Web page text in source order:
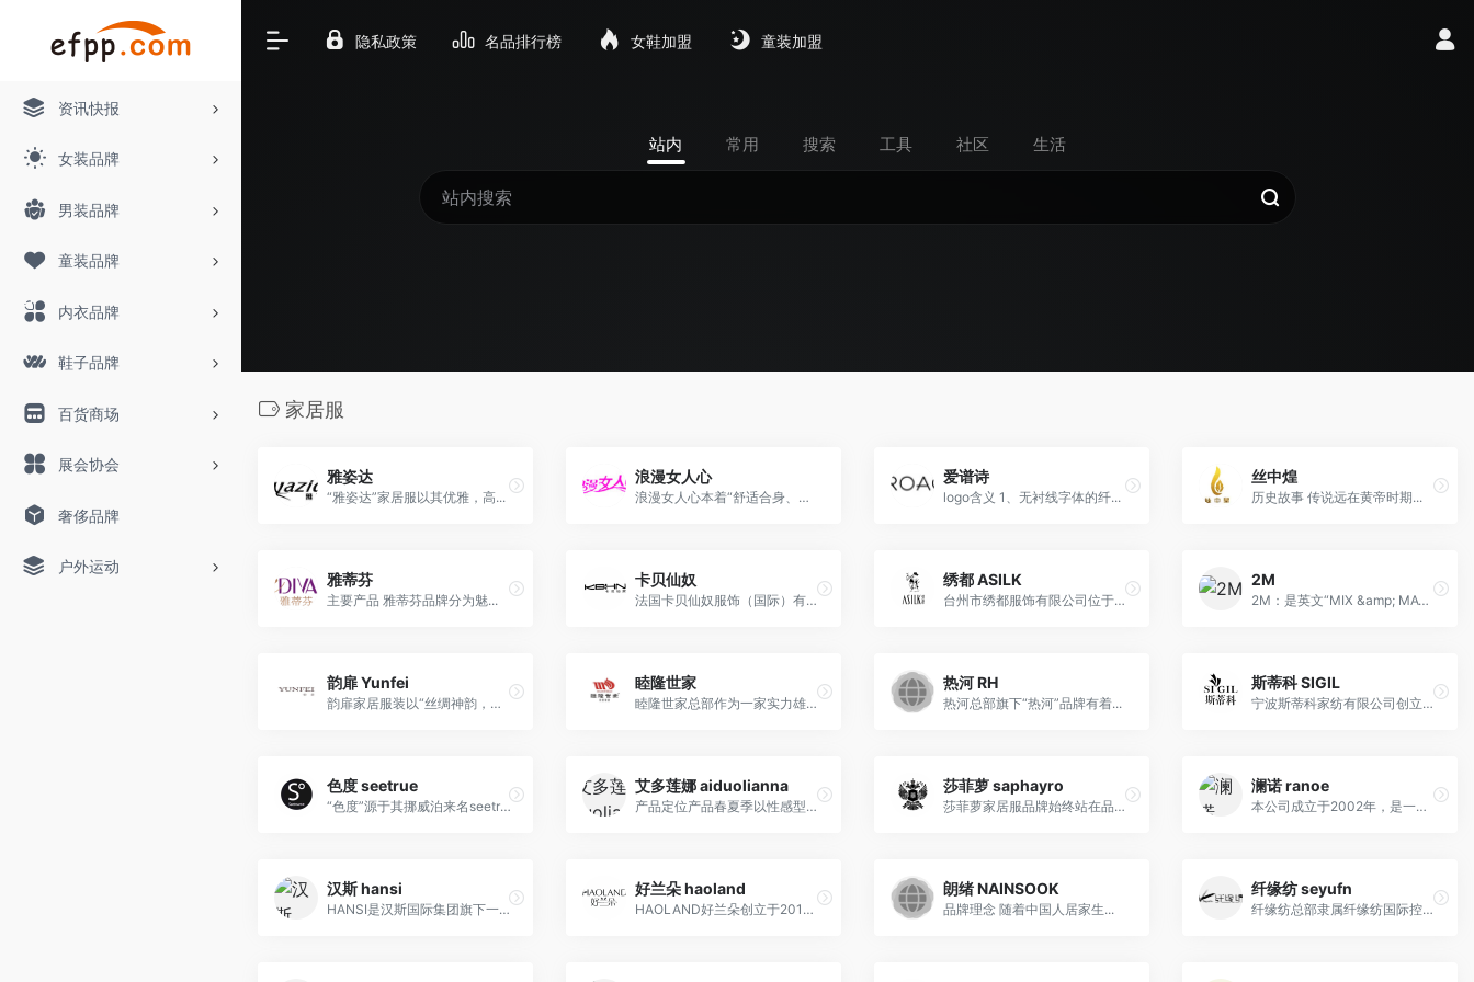
资讯快报
女装品牌
男装品牌
童装品牌
内衣品牌
鞋子品牌
百货商场
展会协会
奢侈品牌
户外运动
隐私政策 名品排行榜 女鞋加盟 童装加盟
站内 常用 搜索 工具 社区 生活
家居服
雅姿达
“雅姿达”家居服以其优雅，高...
浪漫女人心
浪漫女人心本着“舒适合身、新...
爱谱诗
logo含义 1、无衬线字体的纤...
丝中煌
历史故事 传说远在黄帝时期...
雅蒂芬
主要产品 雅蒂芬品牌分为魅...
卡贝仙奴
法国卡贝仙奴服饰（国际）有限公司中国生产基地卡贝仙奴总部创建于一九九六年,是一家集织布,生产、销售“卡贝仙奴 ”品牌家居睡衣和休闲服饰为一体的大型服装企业。
绣都 ASILK
台州市绣都服饰有限公司位于中国***刺绣基地---浙江台州，于1989年成立，有着3200多平方米生产车间，年产量为30万件(套)。
2M
2M：是英文“MIX &amp; MATCH”的字头“M”所组成，强调不同系列、不同款式的自由搭配，适合有一定艺术修养，追求自我风格，追求简单、本色、舒适的穿着文化的消费者。
韵扉 Yunfei
韵扉家居服装以“丝绸神韵，沁人心扉”为品牌释义，将传统丝绸文化作为裁体和符号，结合现代家居“自然、愉悦、简约、舒畅”的品质生活，根据“自然、自由、真丝、真品”的设计理念，传播并延续了丝绸高雅的气质、飘逸的神韵、富丽的色彩、独特的魅力，充分演绎了家居和谐生活的温馨与韵味，更体现了穿着者时尚与知性的气质以及优雅与性感的品味。
睦隆世家
睦隆世家总部作为一家实力雄厚的服饰企业，旗下共有三个品牌：“睦隆” 、“睦隆世家” 以及“雅宝路”。经过多年的发展，睦隆旗下品牌在市场上迅速拓展，产品深受欢迎，已通过ISO9001国际质量体系认证，并被评为“广东省***商标”。
热河 RH
热河总部旗下“热河”品牌有着...
斯蒂科 SIGIL
宁波斯蒂科家纺有限公司创立于1997年，是集服装设计、生产及海内外市场分销于一体的综合性企业。 公司于2007年成立SIGIL国际品牌分公司，聘请西班牙、英国等几位出色的设计师组建了一支具有国际高端水准的设计团队及专业样板制作部门，准确把握国际家居服的流行趋势，灵活融合国内市场需求，凝汇成个性时尚、性感浪漫的品牌浴衣——SIGIL系列。
色度 seetrue
“色度”源于其挪威泊来名seetrue,英文的谐音，这一品牌名具有高度的人文气质，具有深度的哲学观察和理性思考。品牌并称国际的先进理念，在进入中国以来，广泛吸收当地文化的精髓，把品牌的中文名称定为“色度”这一名称具有深厚的东方文化底蕴，这表明色度倡导的是一种男士原生态生活家的精神主张。
艾多莲娜 aiduolianna
产品定位产品春夏季以性感型吊裙为核心，秋冬季以时尚丝质棉保暖型为核心。产品的外观产品的色彩和外型设计将在很大程度上影响产品的销售，作为消费者接触产品的***印象的色彩尤为重要，艾多莲娜的产品色彩处理以素雅为主调，同时配搭少量比较吸引消费者注意力的靓丽色彩，以求给消费者雅致的感受并不失吸引力。
莎菲萝 saphayro
莎菲萝家居服品牌始终站在品质的最前沿，它定位于时尚与风情，针对于国内25岁~45岁的有相当购买力的群体。根据人体肌肤健康需要，常年与欧美各国世界面料供应商携手，以高贵、卓越的品质，超前的意大利设计风格，缔造全球时尚风情家居服。
澜诺 ranoe
本公司成立于2002年，是一家专注于休闲、桑拿浴衣的设计、研发、生产、贸易的专业化企业，年生产能力逾150万套，公司自主研发、定织面料，具备了棉产品本身的舒适
汉斯 hansi
HANSI是汉斯国际集团旗下一个迅速扩张的实力核心家居服饰品牌，家居与休闲***融合，是汉斯(HANSI)散发无穷魅力的源泉。
好兰朵 haoland
HAOLAND好兰朵创立于2012年，是一家集研发、设计、生产、营销、物流、连锁专卖于一体的“全品类家居集合店”品牌。
朗绪 NAINSOOK
品牌理念 随着中国人居家生...
纤缘纺 seyufn
纤缘纺总部隶属纤缘纺国际控股集团有限公司，是一家集产品研发、设计、生产、销售、招商于一体的综合型纺织品企业。